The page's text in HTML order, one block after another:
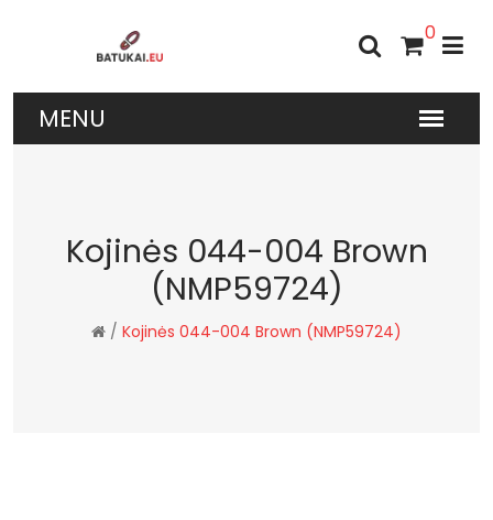
0
Kojinės 044-004 Brown
(NMP59724)
/ Kojinės 044-004 Brown (NMP59724)